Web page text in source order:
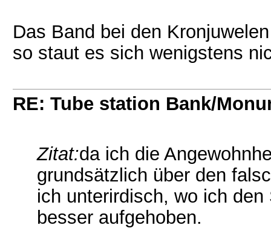
Das Band bei den
so staut es sich wenigstens
RE: Tube station Bank/
Zitat:da ich die
grundsätzlich über den
ich unterirdisch, wo ich
besser aufgehoben.